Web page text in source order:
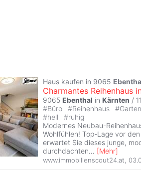
Haus kaufen in 9065
Charmantes Reihenhaus
9065 Ebenthal in Kärnten /
#Büro #Reihenhaus #Garten
#hell #ruhig
Modernes Neubau-
Wohlfühlen! Top-Lage vor
erwartet Sie dieses junge,
durchdachten... [Mehr]
www.immobilienscout24.at